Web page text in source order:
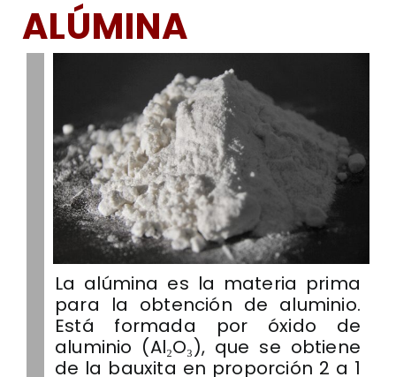
ALÚMINA
La alúmina es la materia prima
para la obtención de aluminio.
Está formada por óxido de
aluminio (Al₂O₃), que se obtiene
de la bauxita en proporción 2 a 1